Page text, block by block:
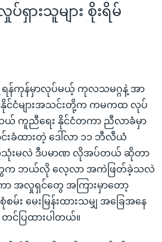
လက်များ
ားသူများ စိုးရိမ်
ရန်ကုန်မှာလုပ်မယ့် ကုလသမဂ္ဂနဲ့ အာ
င်ငံများအသင်းတို့က ကမကထ လုပ်
ယ် ကူညီရေး နိုင်ငံတကာ ညီလာခံမှာ
င်းခံထားတဲ့ ဒေါ်လာ ၁၁ ဘီလီယံ
မလဲ ဒီပမာဏ လိုအပ်တယ် ဆိုတာ
ေက ဘယ်လို လေ့လာ အကဲဖြတ်ခဲ့သလဲ
အလှုရှင်တွေ အကြားမှာတော့
စမ်း မေးမြန်းထားသမျှ အခြေအနေ
ပြထားပါတယ်။